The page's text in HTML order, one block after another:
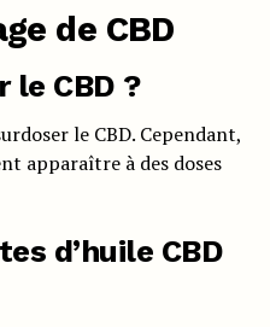
de CBD
le CBD ?
le CBD. Cependant,
apparaître à des doses
d’huile CBD